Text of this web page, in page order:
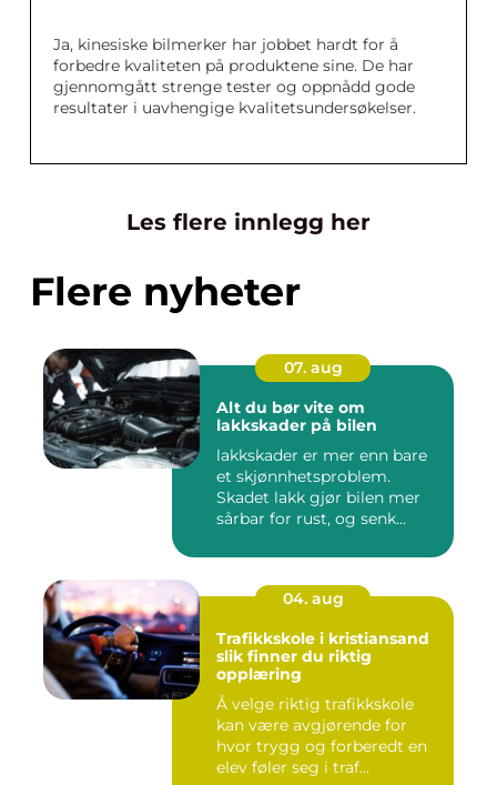
Ja, kinesiske bilmerker har jobbet hardt for å
forbedre kvaliteten på produktene sine. De har
gjennomgått strenge tester og oppnådd gode
resultater i uavhengige kvalitetsundersøkelser.
Les flere innlegg her
Flere nyheter
07. aug
Alt du bør vite om
lakkskader på bilen
lakkskader er mer enn bare
et skjønnhetsproblem.
Skadet lakk gjør bilen mer
sårbar for rust, og senk...
04. aug
Trafikkskole i kristiansand
slik finner du riktig
opplæring
Å velge riktig trafikkskole
kan være avgjørende for
hvor trygg og forberedt en
elev føler seg i traf...